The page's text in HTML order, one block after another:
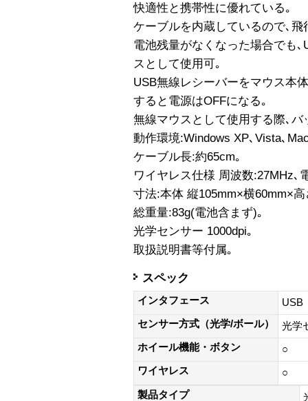
快適性と携帯性に優れている｡
ケーブルを内蔵しているので､
電池残量がなくなった場合でも
スとして使用可｡
USB無線レシーバーをマウス本
すると電源はOFFになる｡
無線マウスとして使用する際､
動作環境:Windows XP､Vista､
ケーブル長:約65cm｡
ワイヤレス仕様 周波数:27MHz､
寸法:本体 縦105mm×横60mm×高
総重量:83g(電池含まず)｡
光学センサー 1000dpi｡
取扱説明書等付属｡
スペック
インタフェース
USB
センサー方式（光学/ボール）
光学
ホイール機能・ボタン
○
ワイヤレス
○
製品タイプ